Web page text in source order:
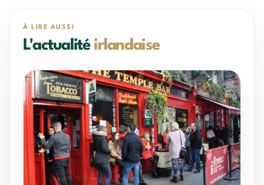
À LIRE AUSSI
L'actualité irlandaise